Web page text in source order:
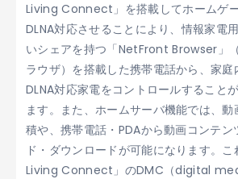
Living Connect」を搭載してホームゲ
DLNA対応させることにより、情報家電
いシェアを持つ「NetFront Browser」
ラウザ）を搭載した携帯電話から、家庭
DLNA対応家電をコントロールすること
ます。また、ホームサーバ機能では、
積や、携帯電話・PDAから動画コンテン
ド・ダウンロードが可能になります。
Living Connect」のDMC（digital